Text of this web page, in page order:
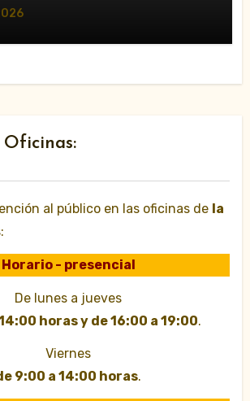
al público en las oficinas de la
Horario - presencial
De lunes a jueves
horas y de 16:00 a 19:00.
Viernes
9:00 a 14:00 horas.